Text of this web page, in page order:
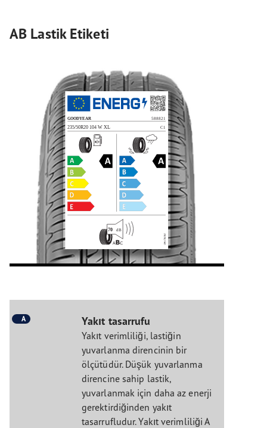
AB Lastik Etiketi
A Yakıt tasarrufu
Yakıt verimliliği, lastiğin
yuvarlanma direncinin bir
ölçütüdür. Düşük yuvarlanma
direncine sahip lastik,
yuvarlanmak için daha az enerji
gerektirdiğinden yakıt
tasarrufludur. Yakıt verimliliği A